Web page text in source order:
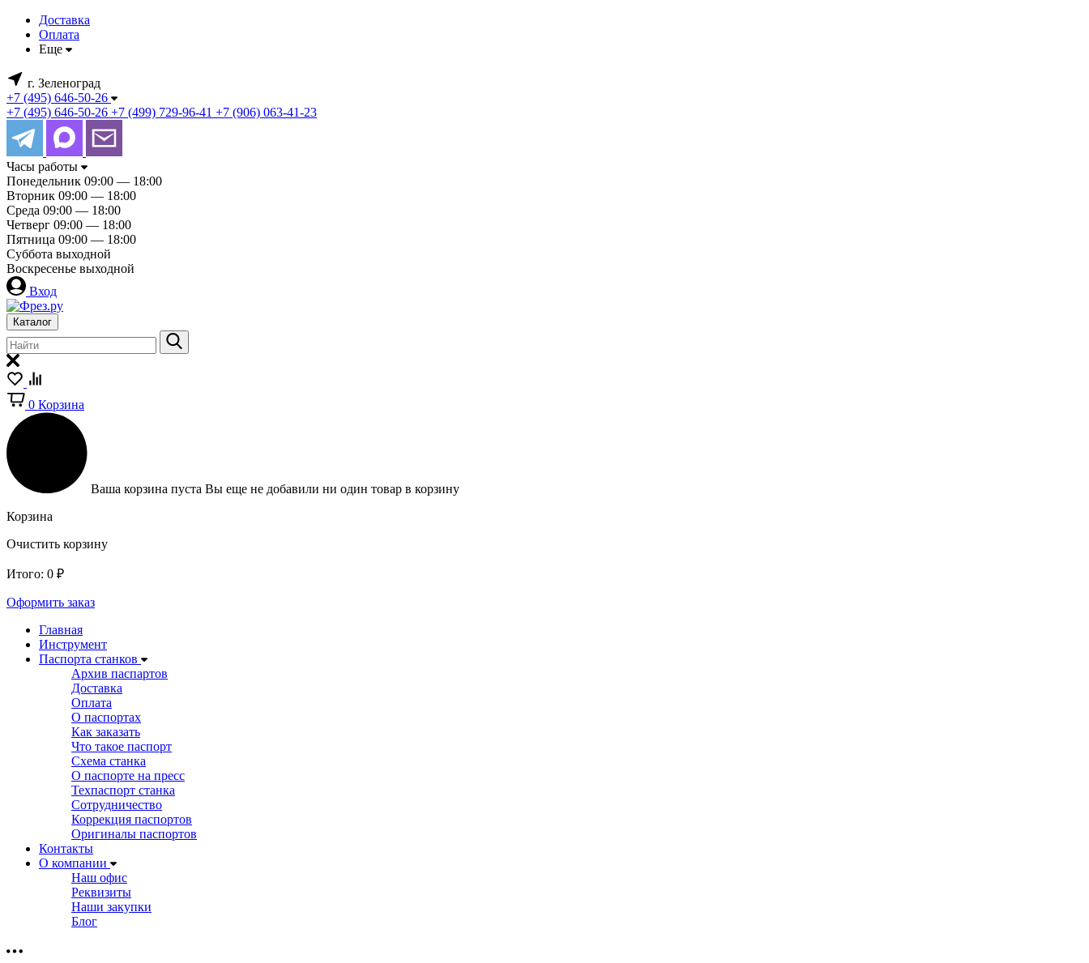
Доставка
Оплата
Еще
г. Зеленоград
+7 (495) 646-50-26
+7 (495) 646-50-26 +7 (499) 729-96-41 +7 (906) 063-41-23
Часы работы
Понедельник 09:00 — 18:00
Вторник 09:00 — 18:00
Среда 09:00 — 18:00
Четверг 09:00 — 18:00
Пятница 09:00 — 18:00
Суббота выходной
Воскресенье выходной
Вход
Каталог
0 Корзина
Ваша корзина пуста Вы еще не добавили ни один товар в корзину
Корзина
Очистить корзину
Итого: 0 ₽
Оформить заказ
Главная
Инструмент
Паспорта станков
Архив паспартов
Доставка
Оплата
О паспортах
Как заказать
Что такое паспорт
Схема станка
О паспорте на пресс
Техпаспорт станка
Сотрудничество
Коррекция паспортов
Оригиналы паспортов
Контакты
О компании
Наш офис
Реквизиты
Наши закупки
Блог